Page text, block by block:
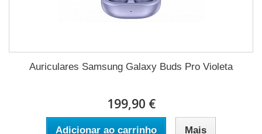
Auriculares Samsung Galaxy Buds Pro Violeta
199,90 €
Adicionar ao carrinho Mais